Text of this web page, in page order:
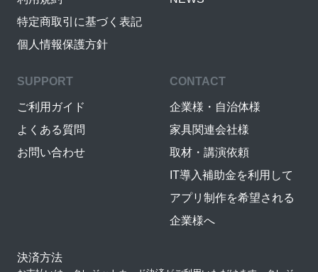
特定商取引に基づく表記
個人情報保護方針
SUPPORT
ご利用ガイド
よくある質問
お問い合わせ
CONTACT
企業様・自治体様
家具関連会社様
取材・講演依頼
IT導入補助金を利用して
アプリ制作を希望される
企業様へ
決済方法